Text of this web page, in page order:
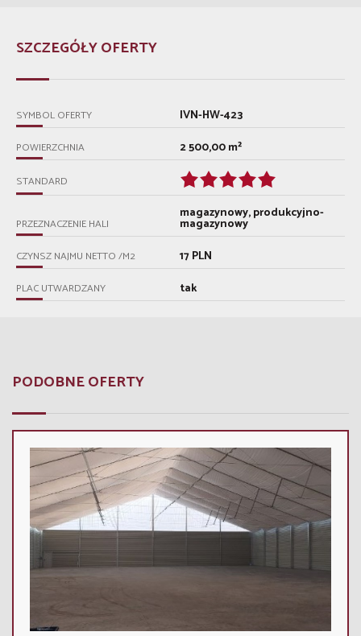
SZCZEGÓŁY OFERTY
SYMBOL OFERTY IVN-HW-423
POWIERZCHNIA 2 500,00 m²
STANDARD
PRZEZNACZENIE HALI
magazynowy, produkcyjno-
magazynowy
CZYNSZ NAJMU NETTO /M2 17 PLN
PLAC UTWARDZANY tak
PODOBNE OFERTY